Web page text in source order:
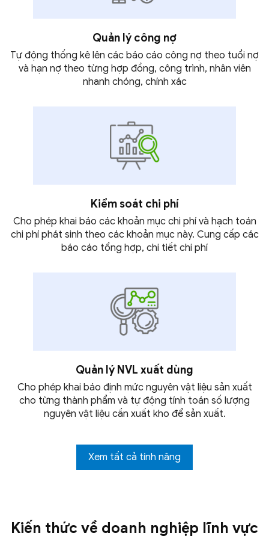
Quản lý công nợ
Tự động thống kê lên các báo cáo công nợ theo tuổi nợ
và hạn nợ theo từng hợp đồng, công trình, nhân viên
nhanh chóng, chính xác
Kiểm soát chi phí
Cho phép khai báo các khoản mục chi phí và hạch toán
chi phí phát sinh theo các khoản mục này. Cung cấp các
báo cáo tổng hợp, chi tiết chi phí
Quản lý NVL xuất dùng
Cho phép khai báo định mức nguyên vật liệu sản xuất
cho từng thành phẩm và tự động tính toán số lượng
nguyên vật liệu cần xuất kho để sản xuất.
Xem tất cả tính năng
Kiến thức về doanh nghiệp lĩnh vực